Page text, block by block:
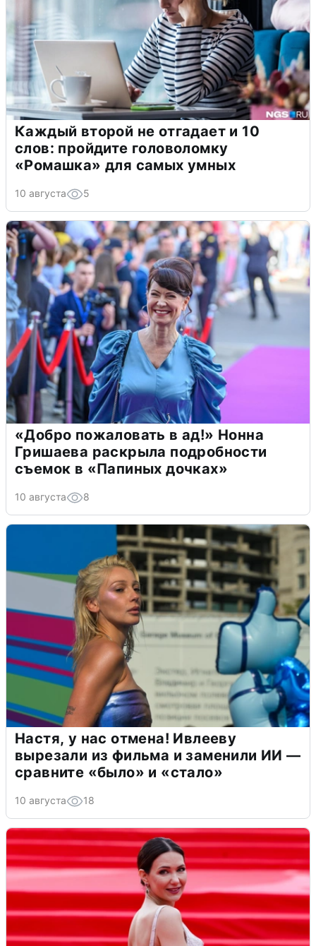
Каждый второй не отгадает и 10
слов: пройдите головоломку
«Ромашка» для самых умных
10 августа 5
«Добро пожаловать в ад!» Нонна
Гришаева раскрыла подробности
съемок в «Папиных дочках»
10 августа 8
Настя, у нас отмена! Ивлееву
вырезали из фильма и заменили ИИ —
сравните «было» и «стало»
10 августа 18